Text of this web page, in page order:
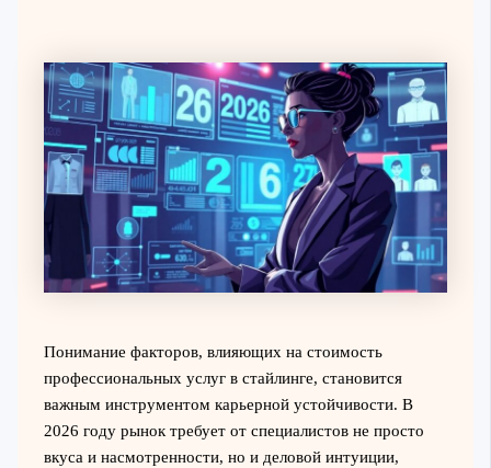
Понимание факторов, влияющих на стоимость
профессиональных услуг в стайлинге, становится
важным инструментом карьерной устойчивости. В
2026 году рынок требует от специалистов не просто
вкуса и насмотренности, но и деловой интуиции,